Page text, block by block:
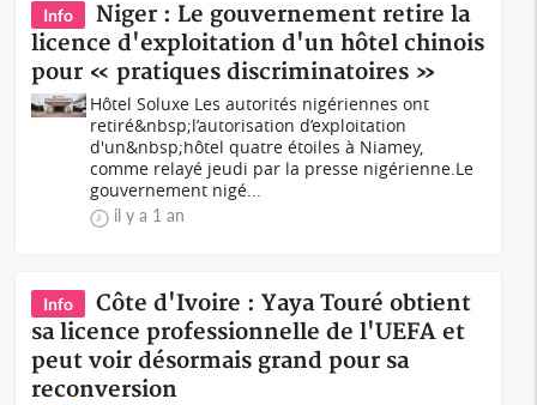
Info
Niger : Le gouvernement retire la
licence d'exploitation d'un hôtel chinois
pour « pratiques discriminatoires »
Hôtel Soluxe Les autorités nigériennes ont
retiré&nbsp;l’autorisation d’exploitation
d'un&nbsp;hôtel quatre étoiles à Niamey,
comme relayé jeudi par la presse nigérienne.Le
gouvernement nigé...
il y a 1 an
Info
Côte d'Ivoire : Yaya Touré obtient
sa licence professionnelle de l'UEFA et
peut voir désormais grand pour sa
reconversion